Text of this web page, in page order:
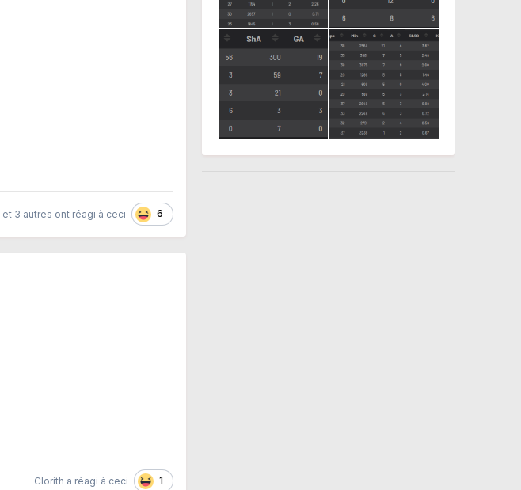
et 3 autres ont réagi à ceci 6
Clorith a réagi à ceci 1